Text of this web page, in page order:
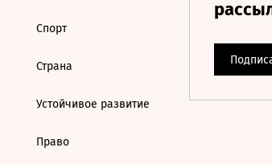
Спорт
Страна
Устойчивое развитие
Право